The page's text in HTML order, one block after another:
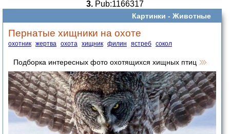
3. Pub:1166317
Картинки - Животные
Пернатые хищники на охоте
охотник жертва охота хищник филин ястреб сокол
Подборка интересных фото охотящихся хищных птиц